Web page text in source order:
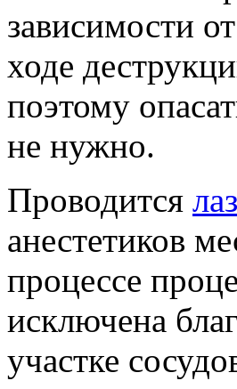
зависимости
ходе
поэтому
не нужно.
Проводится
анестетиков
процессе
исключена
участке